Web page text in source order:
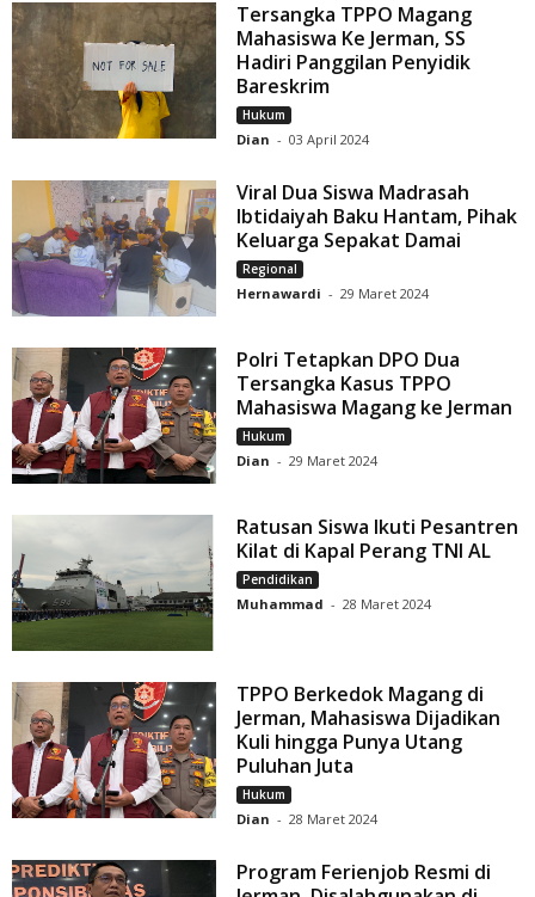
Tersangka TPPO Magang
Mahasiswa Ke Jerman, SS
Hadiri Panggilan Penyidik
Bareskrim
Hukum
Dian - 03 April 2024
Viral Dua Siswa Madrasah
Ibtidaiyah Baku Hantam, Pihak
Keluarga Sepakat Damai
Regional
Hernawardi - 29 Maret 2024
Polri Tetapkan DPO Dua
Tersangka Kasus TPPO
Mahasiswa Magang ke Jerman
Hukum
Dian - 29 Maret 2024
Ratusan Siswa Ikuti Pesantren
Kilat di Kapal Perang TNI AL
Pendidikan
Muhammad - 28 Maret 2024
TPPO Berkedok Magang di
Jerman, Mahasiswa Dijadikan
Kuli hingga Punya Utang
Puluhan Juta
Hukum
Dian - 28 Maret 2024
Program Ferienjob Resmi di